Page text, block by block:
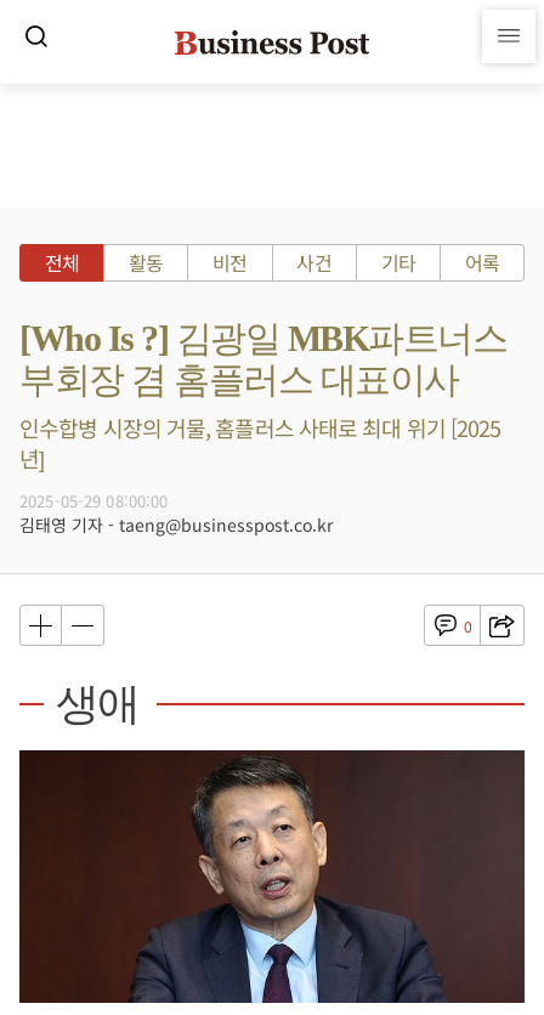
전체 활동 비전 사건 기타 어록
[Who Is ?] 김광일 MBK파트너스
부회장 겸 홈플러스 대표이사
인수합병 시장의 거물, 홈플러스 사태로 최대 위기 [2025
년]
2025-05-29 08:00:00
김태영 기자 - taeng@businesspost.co.kr
0
생애